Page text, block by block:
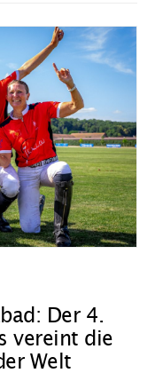
Der 4.
vereint die
Welt